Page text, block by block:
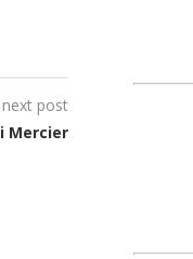
next post
Mercier